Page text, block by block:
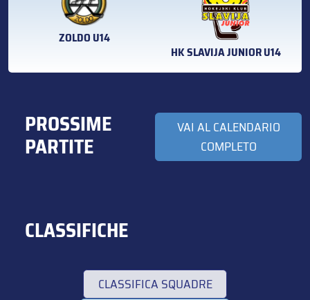
ZOLDO U14
HK SLAVIJA JUNIOR U14
PROSSIME
PARTITE
VAI AL CALENDARIO
COMPLETO
CLASSIFICHE
CLASSIFICA SQUADRE